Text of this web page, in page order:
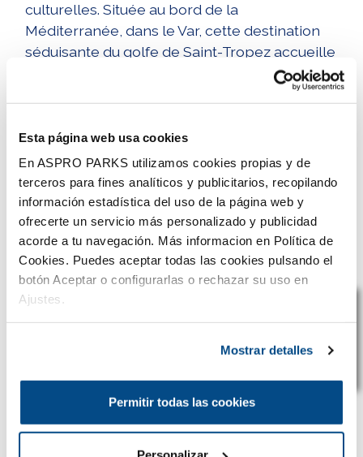
Esta página web usa cookies
En ASPRO PARKS utilizamos cookies propias y de
terceros para fines analíticos y publicitarios, recopilando
información estadística del uso de la página web y
ofrecerte un servicio más personalizado y publicidad
acorde a tu navegación. Más informacion en Política de
Cookies. Puedes aceptar todas las cookies pulsando el
botón Aceptar o configurarlas o rechazar su uso en
Ajustes.
Mostrar detalles
Permitir todas las cookies
culturelles. Située au bord de la
Méditerranée, dans le Var, cette destination
séduisante du golfe de Saint-Tropez accueille
familles avec enfants, couples et groupes
d’amis en quête de soleil, d’animations et
Maxime pour ses […]
Lire plus...
Aqualand Sainte-Maxime